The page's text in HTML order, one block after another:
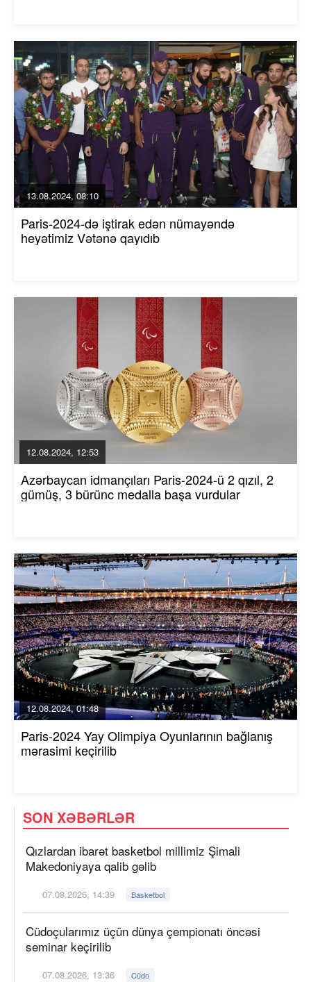
13.08.2024, 08:10
Paris-2024-də iştirak edən nümayəndə
heyətimiz Vətənə qayıdıb
12.08.2024, 12:53
Azərbaycan idmançıları Paris-2024-ü 2 qızıl, 2
gümüş, 3 bürünc medalla başa vurdular
12.08.2024, 01:48
Paris-2024 Yay Olimpiya Oyunlarının bağlanış
mərasimi keçirilib
SON XƏBƏRLƏR
Qızlardan ibarət basketbol millimiz Şimali
Makedoniyaya qalib gəlib
07.08.2026, 14:39 Basketbol
Cüdoçularımız üçün dünya çempionatı öncəsi
seminar keçirilib
07.08.2026, 13:36 Cüdo